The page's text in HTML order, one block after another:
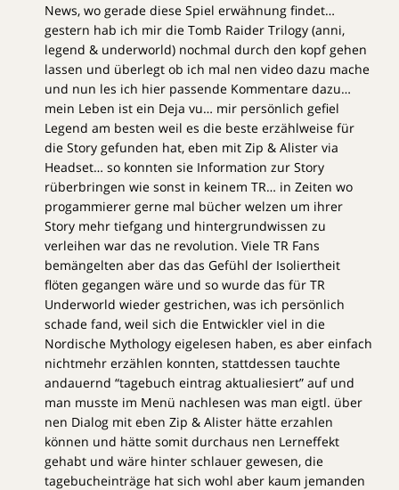
News, wo gerade diese Spiel erwähnung findet…
gestern hab ich mir die Tomb Raider Trilogy (anni,
legend & underworld) nochmal durch den kopf gehen
lassen und überlegt ob ich mal nen video dazu mache
und nun les ich hier passende Kommentare dazu…
mein Leben ist ein Deja vu… mir persönlich gefiel
Legend am besten weil es die beste erzählweise für
die Story gefunden hat, eben mit Zip & Alister via
Headset… so konnten sie Information zur Story
rüberbringen wie sonst in keinem TR… in Zeiten wo
progammierer gerne mal bücher welzen um ihrer
Story mehr tiefgang und hintergrundwissen zu
verleihen war das ne revolution. Viele TR Fans
bemängelten aber das das Gefühl der Isoliertheit
flöten gegangen wäre und so wurde das für TR
Underworld wieder gestrichen, was ich persönlich
schade fand, weil sich die Entwickler viel in die
Nordische Mythology eigelesen haben, es aber einfach
nichtmehr erzählen konnten, stattdessen tauchte
andauernd “tagebuch eintrag aktualiesiert” auf und
man musste im Menü nachlesen was man eigtl. über
nen Dialog mit eben Zip & Alister hätte erzahlen
können und hätte somit durchaus nen Lerneffekt
gehabt und wäre hinter schlauer gewesen, die
tagebucheinträge hat sich wohl aber kaum jemanden